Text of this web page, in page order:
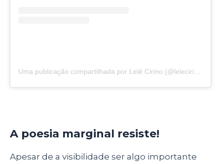
A poesia marginal resiste!
Apesar de a visibilidade ser algo importante